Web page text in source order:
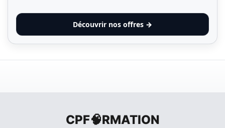
Découvrir nos offres →
CPF🧠RMATION